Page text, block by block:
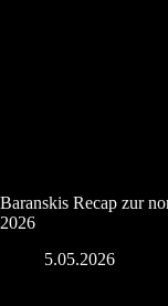
Baranskis Recap zur
2026
5.05.2026